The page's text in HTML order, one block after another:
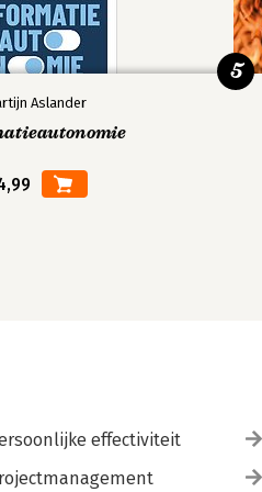
Aslander
5
effectiviteit